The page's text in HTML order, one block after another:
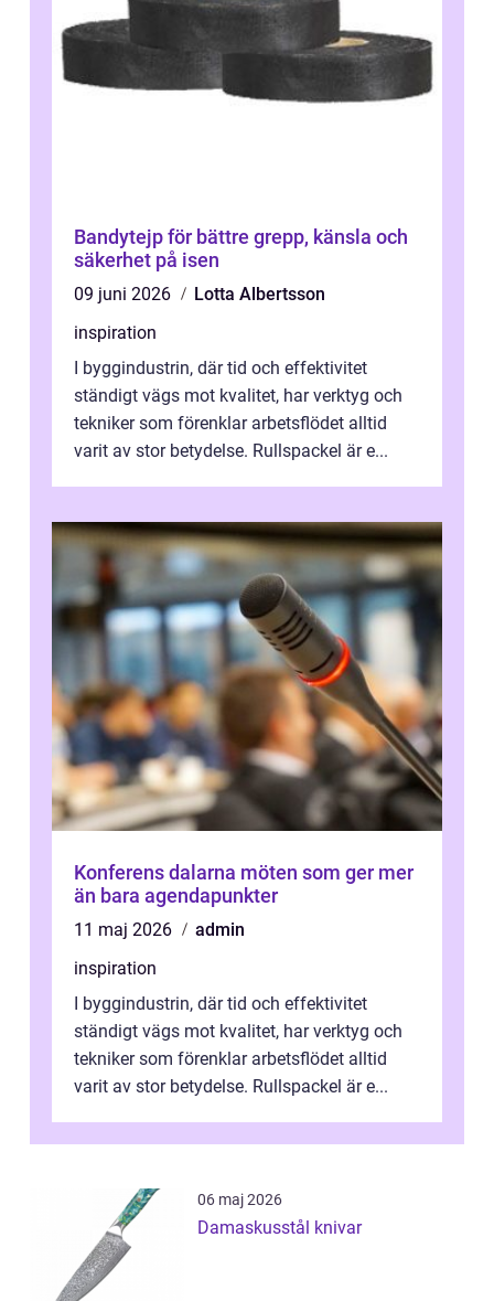
Bandytejp för bättre grepp, känsla och
säkerhet på isen
09 juni 2026
Lotta Albertsson
inspiration
I byggindustrin, där tid och effektivitet
ständigt vägs mot kvalitet, har verktyg och
tekniker som förenklar arbetsflödet alltid
varit av stor betydelse. Rullspackel är e...
Konferens dalarna möten som ger mer
än bara agendapunkter
11 maj 2026
admin
inspiration
I byggindustrin, där tid och effektivitet
ständigt vägs mot kvalitet, har verktyg och
tekniker som förenklar arbetsflödet alltid
varit av stor betydelse. Rullspackel är e...
06 maj 2026
Damaskusstål knivar